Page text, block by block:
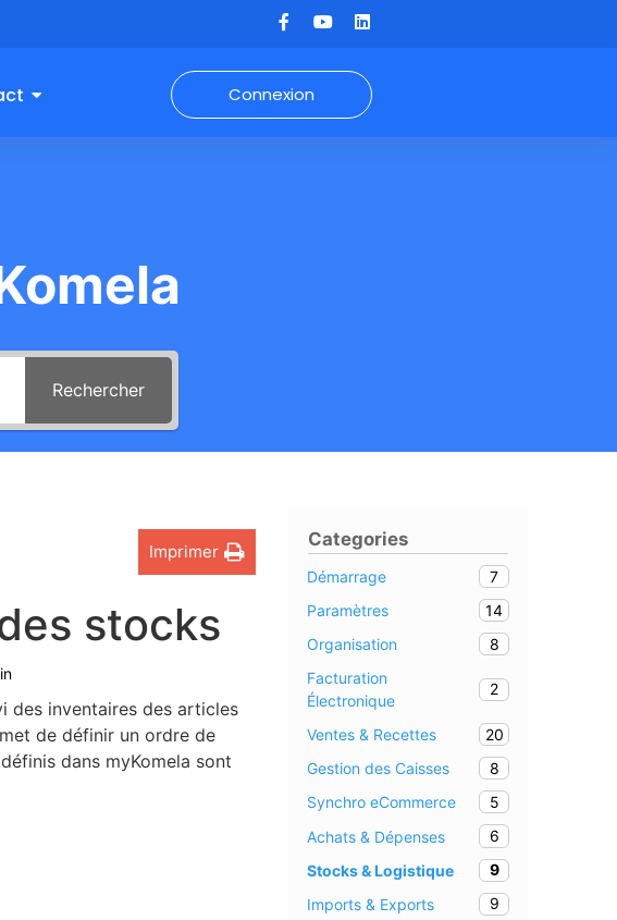
Connexion
Rechercher
Imprimer
stocks
des inventaires des articles
de définir un ordre de
dans myKomela sont
Categories
Démarrage
7
Paramètres
14
Organisation
8
Facturation
Électronique
2
Ventes & Recettes
20
Gestion des Caisses
8
Synchro eCommerce
5
Achats & Dépenses
6
Stocks & Logistique
9
Imports & Exports
9